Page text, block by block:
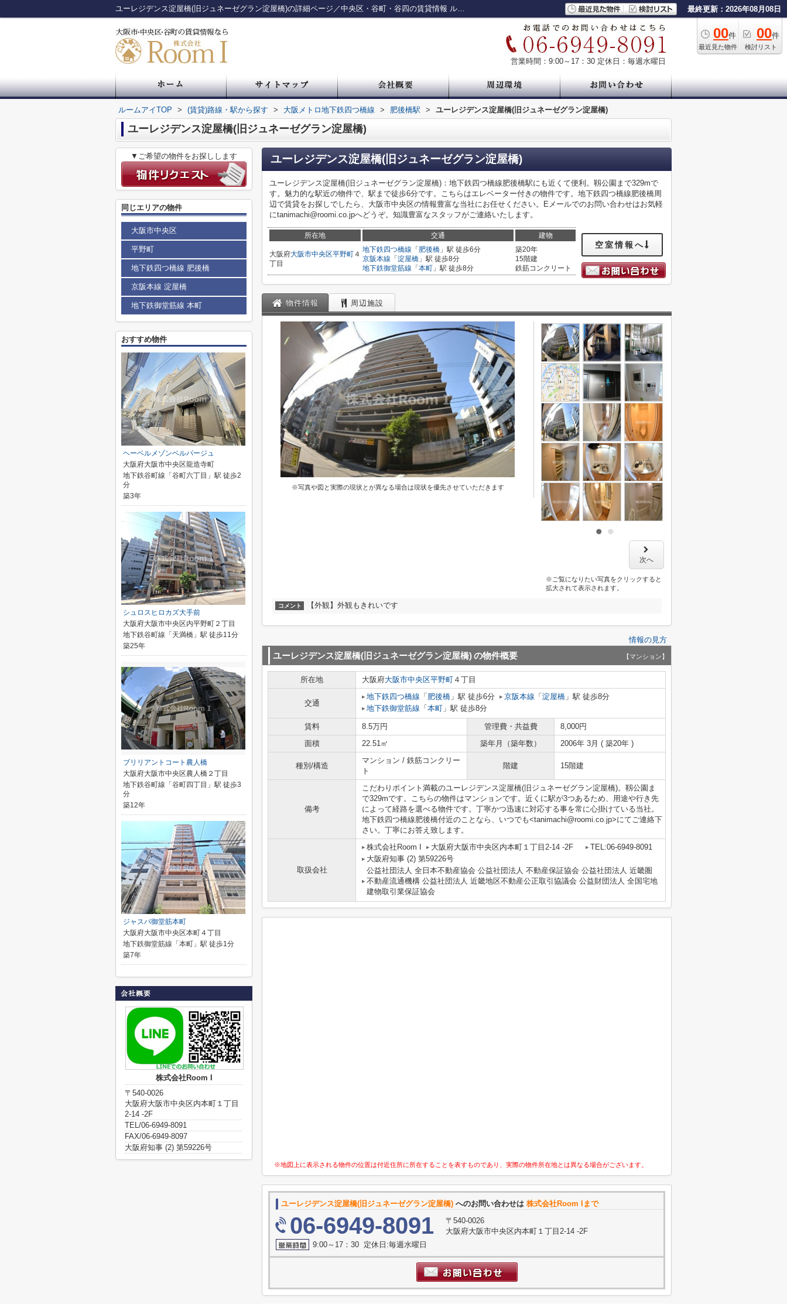
ユーレジデンス淀屋橋(旧ジュネーゼグラン淀屋橋)の詳細ページ／中央区・谷町・谷四の賃貸情報 ルームアイ 最終更新：2026年08月08日
00件
最近見た物件
00件
検討リスト
営業時間：9:00～17：30 定休日：毎週水曜日
ルームアイTOP > (賃貸)路線・駅から探す > 大阪メトロ地下鉄四つ橋線 > 肥後橋駅 > ユーレジデンス淀屋橋(旧ジュネーゼグラン淀屋橋)
ユーレジデンス淀屋橋(旧ジュネーゼグラン淀屋橋)
ユーレジデンス淀屋橋(旧ジュネーゼグラン淀屋橋)
ユーレジデンス淀屋橋(旧ジュネーゼグラン淀屋橋)：地下鉄四つ橋線肥後橋駅にも近くて便利。靱公園まで329mで
す。魅力的な駅近の物件で、駅まで徒歩6分です。こちらはエレベーター付きの物件です。地下鉄四つ橋線肥後橋周
辺で賃貸をお探しでしたら、大阪市中央区の情報豊富な当社にお任せください。Eメールでのお問い合わせはお気軽
にtanimachi@roomi.co.jpへどうぞ。知識豊富なスタッフがご連絡いたします。
所在地 交通 建物
大阪府大阪市中央区平野町４
丁目
地下鉄四つ橋線 「 肥後橋 」駅 徒歩6分
京阪本線 「 淀屋橋 」駅 徒歩8分
地下鉄御堂筋線 「 本町 」駅 徒歩8分
築20年
15階建
鉄筋コンクリート
空室情報へ
物件情報 周辺施設
※写真や図と実際の現状とが異なる場合は現状を優先させていただきます
次へ
※ご覧になりたい写真をクリックすると
拡大されて表示されます。
コメント 【外観】外観もきれいです
情報の見方
ユーレジデンス淀屋橋(旧ジュネーゼグラン淀屋橋)の物件概要 【マンション】
所在地 大阪府大阪市中央区平野町 ４丁目
交通
地下鉄四つ橋線 「 肥後橋 」駅 徒歩6分 京阪本線 「 淀屋橋 」駅 徒歩8分
地下鉄御堂筋線 「 本町 」駅 徒歩8分
賃料 8.5万円 管理費・共益費
8,000円
面積
22.51㎡ 築年月（築年数） 2006年 3月 ( 築20年 )
種別/構造
マンション / 鉄筋コンクリー
ト
階建 15階建
備考
こだわりポイント満載のユーレジデンス淀屋橋(旧ジュネーゼグラン淀屋橋)。靱公園ま
で329mです。こちらの物件はマンションです。近くに駅が3つあるため、用途や行き先
によって経路を選べる物件です。丁寧かつ迅速に対応する事を常に心掛けている当社。
地下鉄四つ橋線肥後橋付近のことなら、いつでも<tanimachi@roomi.co.jp>にてご連絡下
さい。丁寧にお答え致します。
取扱会社
株式会社Room I 大阪府大阪市中央区内本町１丁目2-14 -2F
TEL:06-6949-8091
大阪府知事 (2) 第59226号
公益社団法人 全日本不動産協会 公益社団法人 不動産保証協会 公益社団法人 近畿圏
不動産流通機構 公益社団法人 近畿地区不動産公正取引協議会 公益財団法人 全国宅地
建物取引業保証協会
※地図上に表示される物件の位置は付近住所に所在することを表すものであり、実際の物件所在地とは異なる場合がございます。
ユーレジデンス淀屋橋(旧ジュネーゼグラン淀屋橋) へのお問い合わせは 株式会社Room Iまで
06-6949-8091
〒540-0026
大阪府大阪市中央区内本町１丁目2-14 -2F
9:00～17：30 定休日:毎週水曜日
▼ご希望の物件をお探しします
同じエリアの物件
大阪市中央区
平野町
地下鉄四つ橋線 肥後橋
京阪本線 淀屋橋
地下鉄御堂筋線 本町
おすすめ物件
ヘーベルメゾンベルパージュ
大阪府大阪市中央区龍造寺町
地下鉄谷町線「谷町六丁目」駅 徒歩2
分
築3年
シュロスヒロカズ大手前
大阪府大阪市中央区内平野町２丁目
地下鉄谷町線「天満橋」駅 徒歩11分
築25年
ブリリアントコート農人橋
大阪府大阪市中央区農人橋２丁目
地下鉄谷町線「谷町四丁目」駅 徒歩3
分
築12年
ジャスパ御堂筋本町
大阪府大阪市中央区本町４丁目
地下鉄御堂筋線「本町」駅 徒歩1分
築7年
株式会社Room I
〒540-0026
大阪府大阪市中央区内本町１丁目
2-14 -2F
TEL/06-6949-8091
FAX/06-6949-8097
大阪府知事 (2) 第59226号